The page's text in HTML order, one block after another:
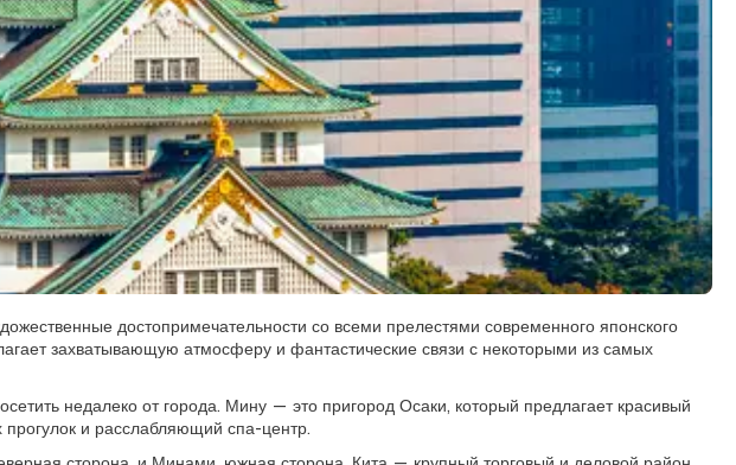
недалеко от города. Мину — это пригород Осаки, который предлагает красивый
и расслабляющий спа-центр.
достопримечательности со всеми прелестями современного японского
захватывающую атмосферу и фантастические связи с некоторыми из самых